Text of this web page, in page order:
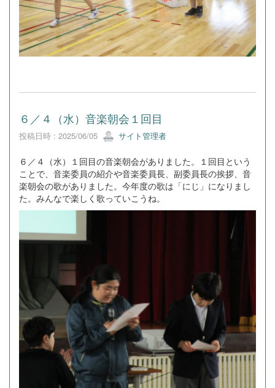
６／４（水）音楽朝会１回目
投稿日時 : 2025/06/05 サイト管理者
６／４（水）１回目の音楽朝会がありました。１回目という
ことで、音楽委員の紹介や音楽委員長、副委員長の挨拶、音
楽朝会の歌がありました。今年度の歌は「にじ」になりまし
た。みんなで楽しく歌っていこうね。